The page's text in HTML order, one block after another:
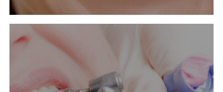
В общем, индивидуальная гигиена полости рта –
поверхности зубов и десен с помощью средств
гигиены. Для полноценного ухода за полостью рта
в домашних условиях